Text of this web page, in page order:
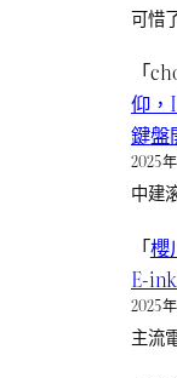
可惜
「
仰，
鍵盤
2025
中建
「櫻
E-
2025
主流